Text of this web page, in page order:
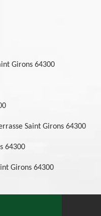
Girons 64300
Saint Girons 64300
64300
Girons 64300